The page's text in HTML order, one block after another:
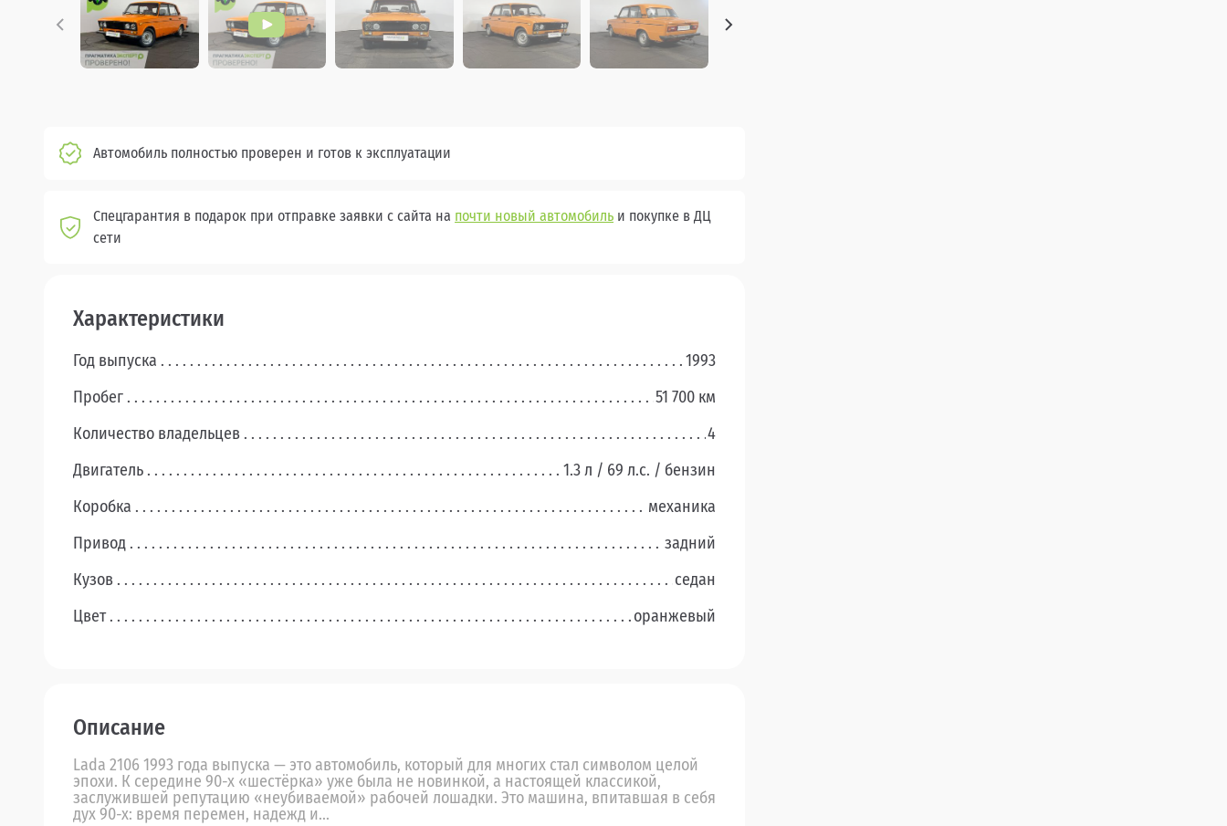
Автомобиль полностью проверен и готов к эксплуатации
Спецгарантия в подарок при отправке заявки с сайта на почти новый автомобиль и покупке в ДЦ
сети
Характеристики
Год выпуска
1993
Пробег
51 700 км
Количество владельцев
4
Двигатель
1.3 л / 69 л.c. / бензин
Коробка
механика
Привод
задний
Кузов
седан
Цвет
оранжевый
Описание
Lada 2106 1993 года выпуска — это автомобиль, который для многих стал символом целой
эпохи. К середине 90-х «шестёрка» уже была не новинкой, а настоящей классикой,
заслужившей репутацию «неубиваемой» рабочей лошадки. Это машина, впитавшая в себя
дух 90-х: время перемен, надежд и...